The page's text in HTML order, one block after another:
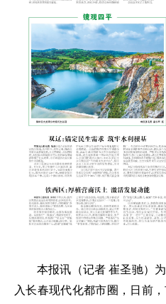
本报讯（记者 崔圣驰）
入长春现代化都市圈，日前